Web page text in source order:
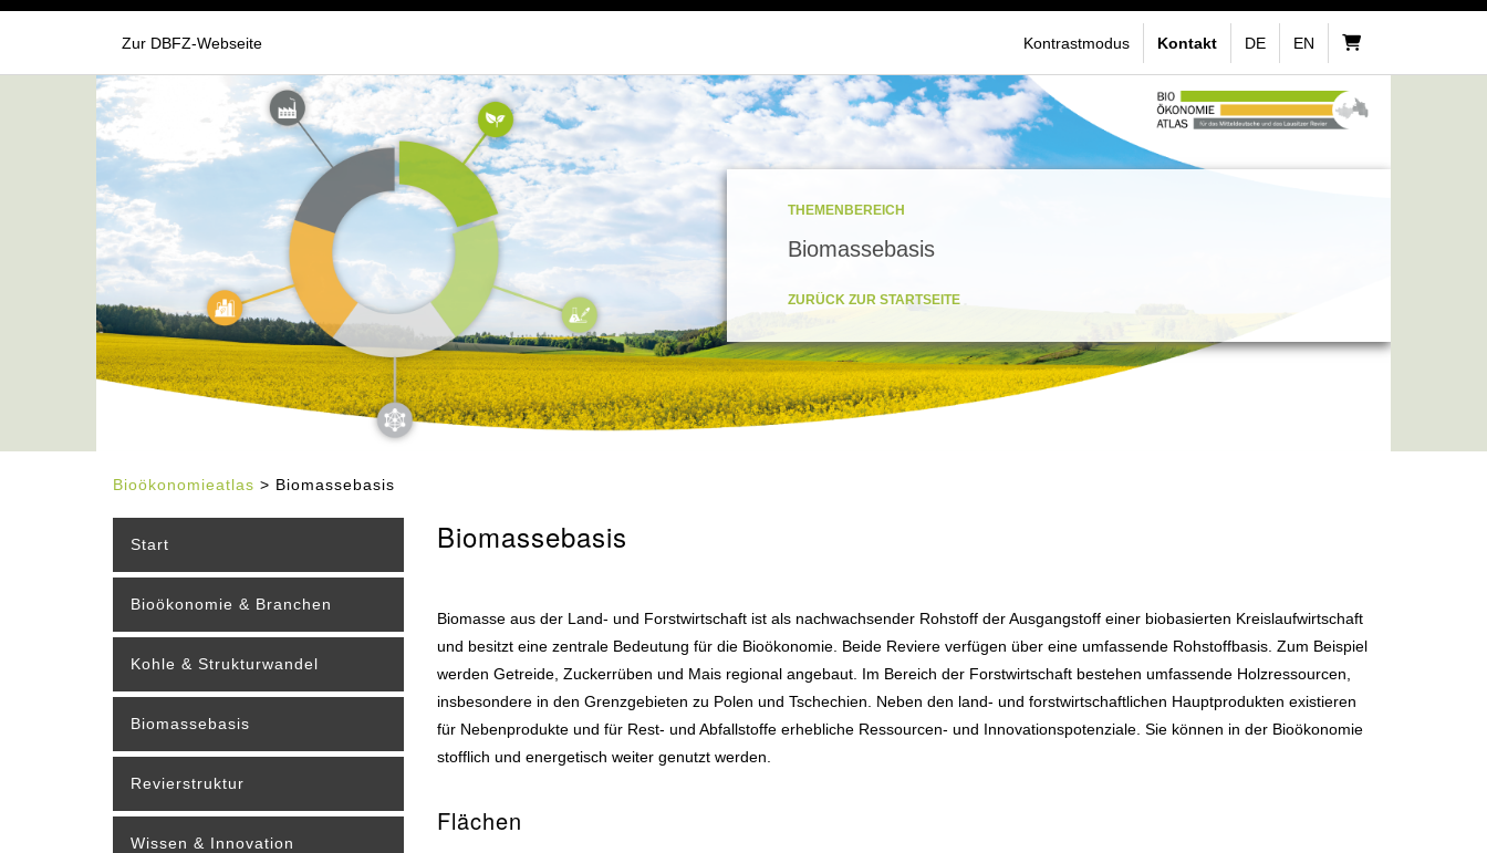
Zur DBFZ-Webseite Kontrastmodus Kontakt DE EN
THEMENBEREICH
Biomassebasis
ZURÜCK ZUR STARTSEITE
Bioökonomieatlas > Biomassebasis
Biomassebasis
Biomasse aus der Land- und Forstwirtschaft ist als nachwachsender Rohstoff der Ausgangstoff einer biobasierten Kreislaufwirtschaft
und besitzt eine zentrale Bedeutung für die Bioökonomie. Beide Reviere verfügen über eine umfassende Rohstoffbasis. Zum Beispiel
werden Getreide, Zuckerrüben und Mais regional angebaut. Im Bereich der Forstwirtschaft bestehen umfassende Holzressourcen,
insbesondere in den Grenzgebieten zu Polen und Tschechien. Neben den land- und forstwirtschaftlichen Hauptprodukten existieren
für Nebenprodukte und für Rest- und Abfallstoffe erhebliche Ressourcen- und Innovationspotenziale. Sie können in der Bioökonomie
stofflich und energetisch weiter genutzt werden.
Flächen
Start
Bioökonomie & Branchen
Kohle & Strukturwandel
Biomassebasis
Revierstruktur
Wissen & Innovation